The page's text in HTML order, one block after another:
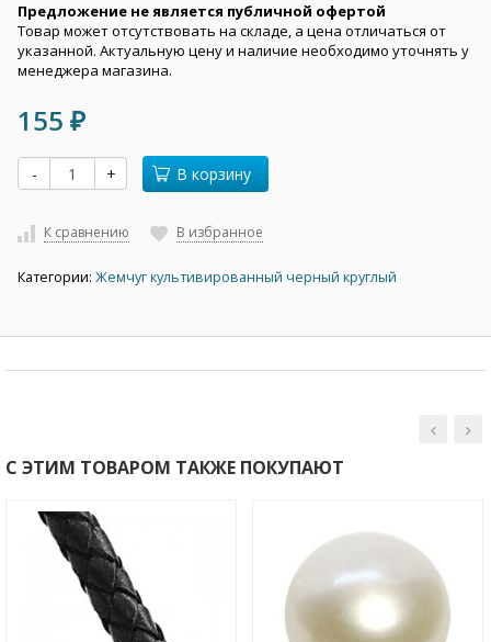
Предложение не является публичной офертой
Товар может отсутствовать на складе, а цена отличаться от
указанной. Актуальную цену и наличие необходимо уточнять у
менеджера магазина.
155 ₽
- + В корзину
К сравнению В избранное
Категории: Жемчуг культивированный черный круглый
С ЭТИМ ТОВАРОМ ТАКЖЕ ПОКУПАЮТ